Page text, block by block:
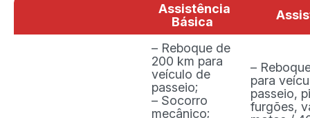
Assistência
Básica
– Reboque de
200 km para
veículo de
passeio;
– Socorro
mecânico;
–
para
passeio,
furgões,